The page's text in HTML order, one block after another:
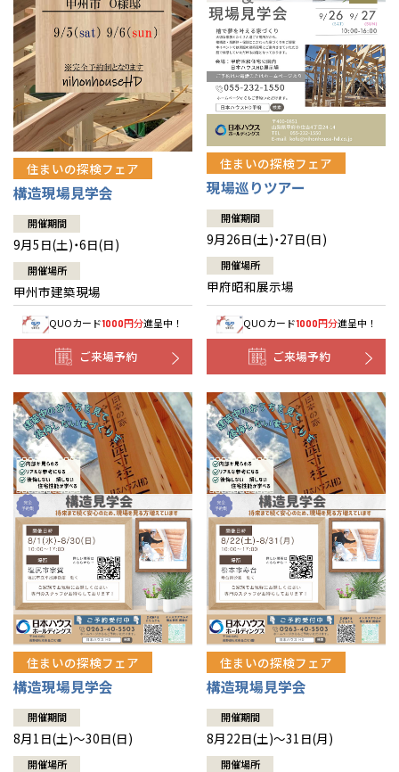
住まいの探検フェア
構造現場見学会
開催期間
9月5日(土)・6日(日)
開催場所
甲州市建築現場
QUOカード1000円分進呈中！
ご来場予約
住まいの探検フェア
現場巡りツアー
開催期間
9月26日(土)・27日(日)
開催場所
甲府昭和展示場
QUOカード1000円分進呈中！
ご来場予約
住まいの探検フェア
構造現場見学会
開催期間
8月1日(土)～30日(日)
開催場所
住まいの探検フェア
構造現場見学会
開催期間
8月22日(土)～31日(月)
開催場所